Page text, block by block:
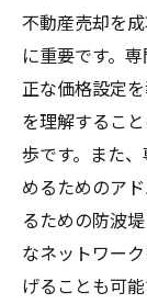
不動産売却を
に重要です。
正な価格設定
を理解するこ
歩です。また
めるためのア
るための防波
なネットワー
げることも可